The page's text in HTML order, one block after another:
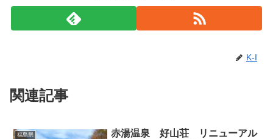
K-I
関連記事
福島県
赤湯温泉 好山荘 リニューアル